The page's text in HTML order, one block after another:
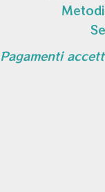
Pagamenti